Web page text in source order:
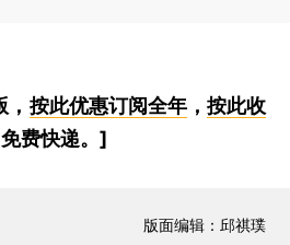
按此优惠订阅全年， 按此收
费快递。]
版面编辑：邱祺璞